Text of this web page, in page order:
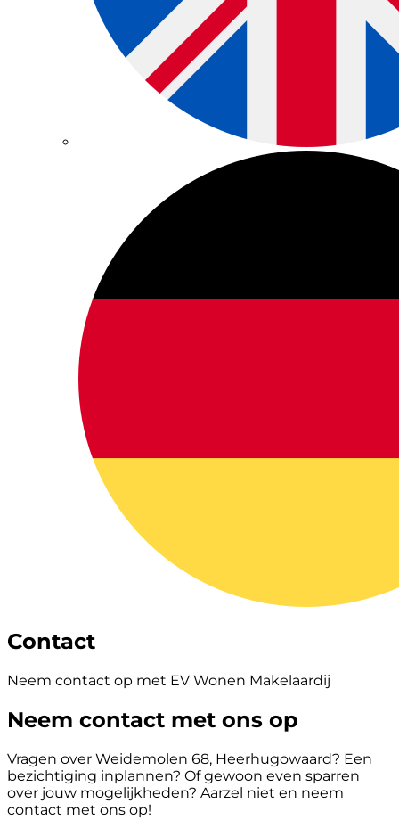
Contact
Neem contact op met EV Wonen Makelaardij
Neem contact met ons op
Vragen over Weidemolen 68, Heerhugowaard? Een
bezichtiging inplannen? Of gewoon even sparren
over jouw mogelijkheden? Aarzel niet en neem
contact met ons op!